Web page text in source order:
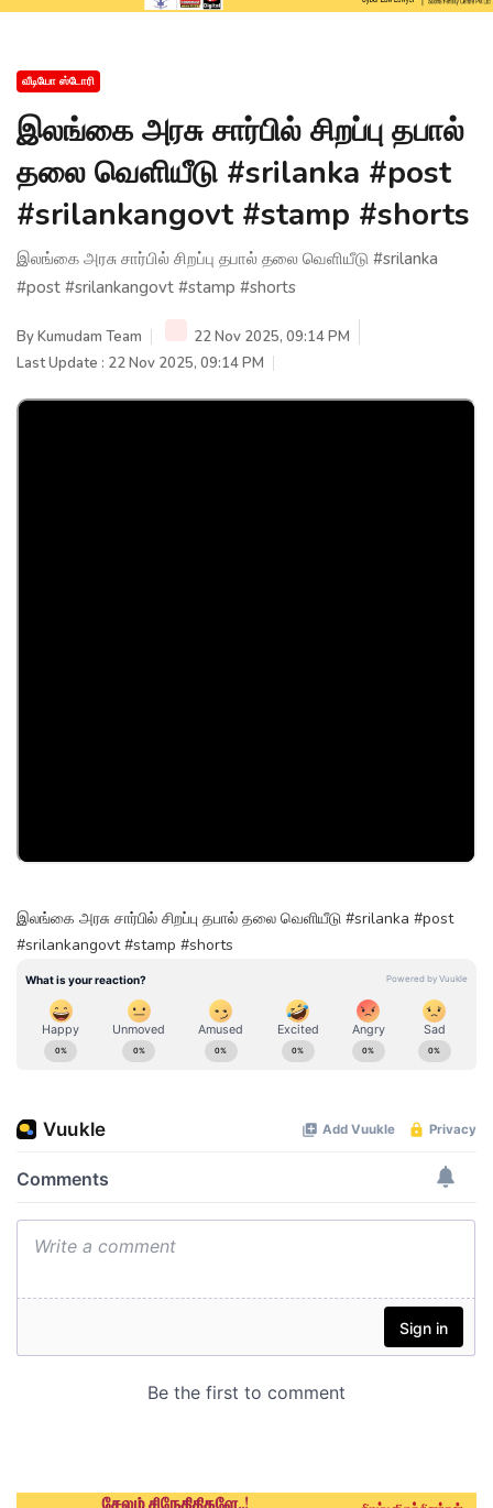
வீடியோ ஸ்டோரி
இலங்கை அரசு சார்பில் சிறப்பு தபால்
தலை வெளியீடு #srilanka #post
#srilankangovt #stamp #shorts
இலங்கை அரசு சார்பில் சிறப்பு தபால் தலை வெளியீடு #srilanka
#post #srilankangovt #stamp #shorts
ByKumudam Team
22 Nov 2025, 09:14 PM
Last Update : 22 Nov 2025, 09:14 PM
இலங்கை அரசு சார்பில் சிறப்பு தபால் தலை வெளியீடு #srilanka #post
#srilankangovt #stamp #shorts